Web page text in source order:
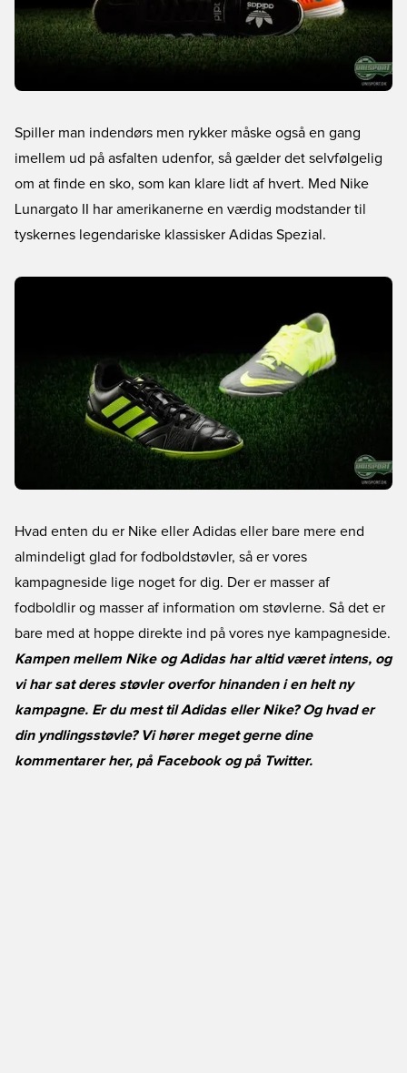
Spiller man indendørs men rykker måske også en gang
imellem ud på asfalten udenfor, så gælder det selvfølgelig
om at finde en sko, som kan klare lidt af hvert. Med Nike
Lunargato II har amerikanerne en værdig modstander til
tyskernes legendariske klassisker Adidas Spezial.
Hvad enten du er Nike eller Adidas eller bare mere end
almindeligt glad for fodboldstøvler, så er vores
kampagneside lige noget for dig. Der er masser af
fodboldlir og masser af information om støvlerne. Så det er
bare med at hoppe direkte ind på vores nye kampagneside.
Kampen mellem Nike og Adidas har altid været intens, og
vi har sat deres støvler overfor hinanden i en helt ny
kampagne. Er du mest til Adidas eller Nike? Og hvad er
din yndlingsstøvle? Vi hører meget gerne dine
kommentarer her, på Facebookog på Twitter.